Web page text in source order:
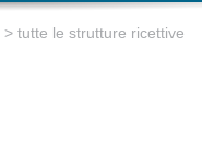
> tutte le strutture ricettive